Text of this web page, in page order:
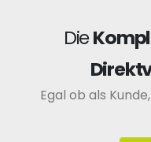
Die
Egal ob als